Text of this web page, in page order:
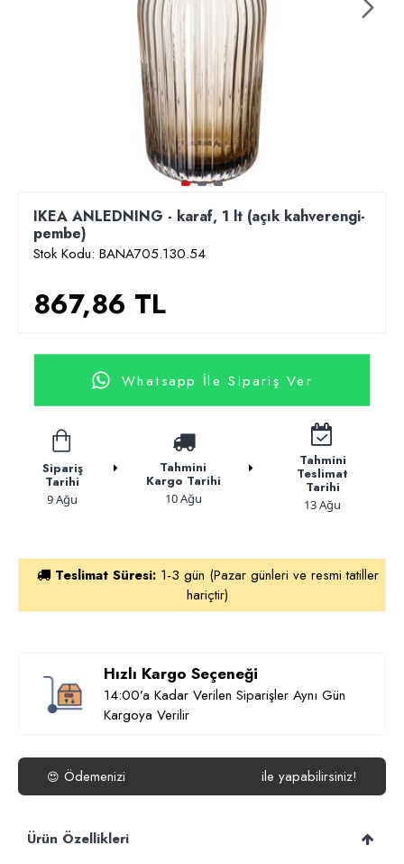
IKEA ANLEDNING - karaf, 1 lt (açık kahverengi-
pembe)
Stok Kodu: BANA705.130.54
867,86 TL
Whatsapp İle Sipariş Ver
Sipariş
Tarihi
9 Ağu
Tahmini
Kargo Tarihi
10 Ağu
Tahmini
Teslimat
Tarihi
13 Ağu
Teslimat Süresi: 1-3 gün (Pazar günleri ve resmi tatiller
hariçtir)
Hızlı Kargo Seçeneği
14:00’a Kadar Verilen Siparişler Aynı Gün
Kargoya Verilir
😍 Ödemenizi ile yapabilirsiniz!
Ürün Özellikleri